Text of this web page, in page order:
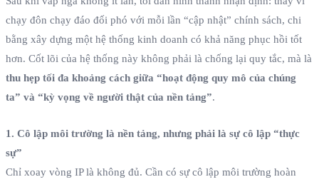
chạy đôn chạy đáo đối phó với mỗi lần “cập nhật” chính sách, chi
bằng xây dựng một hệ thống kinh doanh có khả năng phục hồi tốt
hơn. Cốt lõi của hệ thống này không phải là chống lại quy tắc, mà là
thu hẹp tối đa khoảng cách giữa “hoạt động quy mô của chúng
ta” và “kỳ vọng về người thật của nền tảng”.
1. Cô lập môi trường là nền tảng, nhưng phải là sự cô lập “thực
sự”
Chỉ xoay vòng IP là không đủ. Cần có sự cô lập môi trường hoàn